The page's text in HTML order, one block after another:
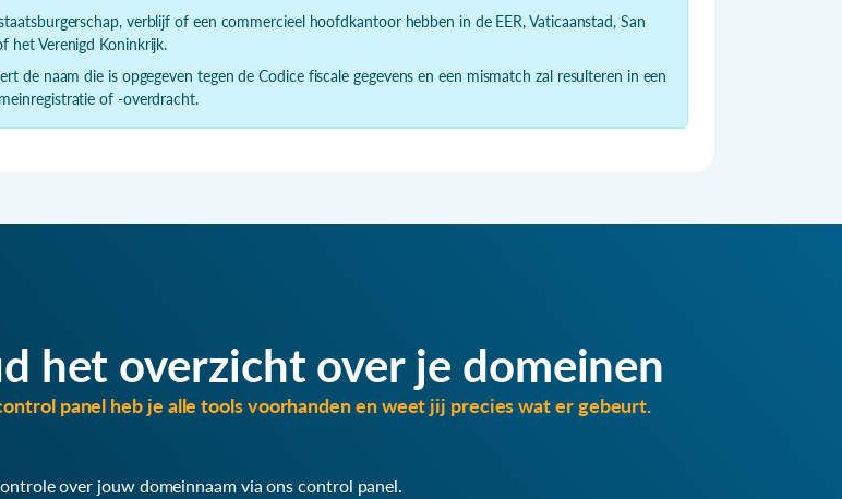
verblijf of een commercieel hoofdkantoor hebben in de EER, Vaticaanstad, San
het Verenigd Koninkrijk.
de naam die is opgegeven tegen de Codice fiscale gegevens en een mismatch zal resulteren in een
of -overdracht.
het overzicht over je domeinen
panel heb je alle tools voorhanden en weet jij precies wat er gebeurt.
over jouw domeinnaam via ons control panel.